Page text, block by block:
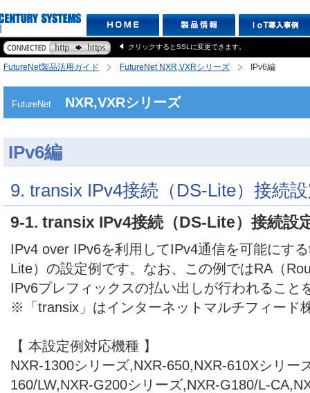
クリックするとSSLに変更できます。
FutureNet製品活用ガイド FutureNet NXR,VXRシリーズ IPv6編
FutureNet NXR,VXRシリーズ
IPv6編
9. transix IPv4接続（DS-Lite）接続
9-1. transix IPv4接続（DS-Lite）接続設
IPv4 over IPv6を利用してIPv4通信を可能にす
Lite）の設定例です。なお、この例ではRA（
IPv6プレフィックスの払い出しが行われること
※「transix」はインターネットマルチフィード
【 本設定例対応機種 】
NXR-1300シリーズ,NXR-650,NXR-610Xシリー
160/LW,NXR-G200シリーズ,NXR-G180/L-